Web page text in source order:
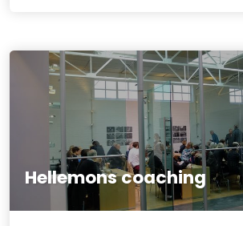
Hellemons coaching